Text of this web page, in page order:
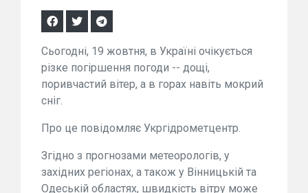
Сьогодні, 19 жовтня, в Україні очікується
різке погіршення погоди -- дощі,
поривчастий вітер, а в горах навіть мокрий
сніг.
Про це повідомляє Укргідрометцентр.
Згідно з прогнозами метеорологів, у
західних регіонах, а також у Вінницькій та
Одеській областях, швидкість вітру може